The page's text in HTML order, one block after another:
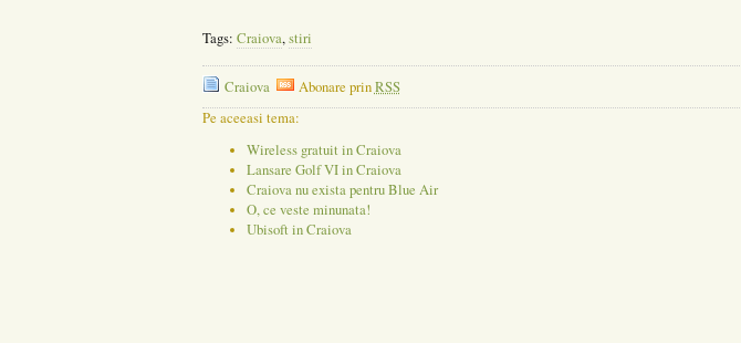
Tags: Craiova,stiri
Craiova Abonare prinRSS
Pe aceeasi tema:
Wireless gratuit in Craiova
Lansare Golf VI in Craiova
Craiova nu exista pentru Blue Air
O, ce veste minunata!
Ubisoft in Craiova